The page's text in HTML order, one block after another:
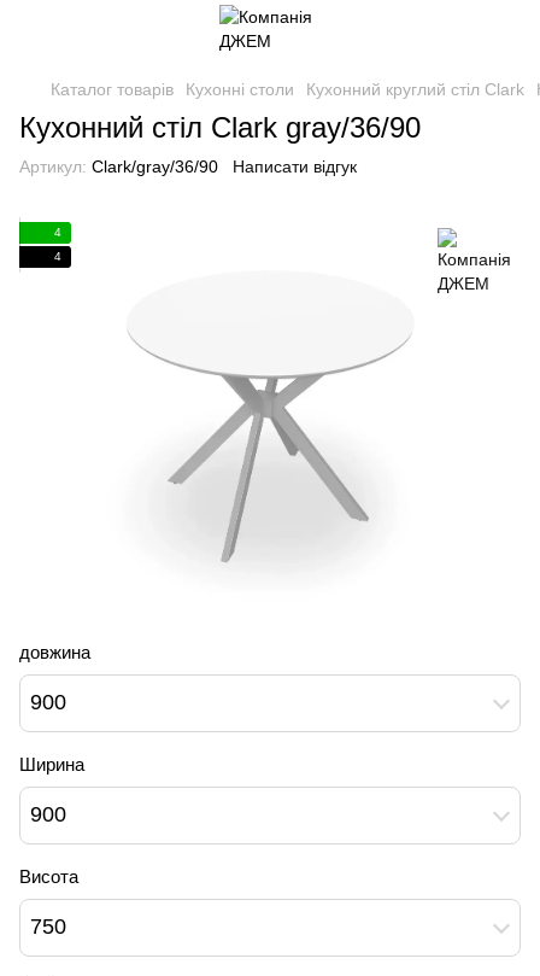
Каталог товарів Кухонні столи Кухонний круглий стіл Clark
Кухонний стіл Clark gray/36/90
Артикул: Clark/gray/36/90 Написати відгук
4
4
довжина
900
Ширина
900
Висота
750